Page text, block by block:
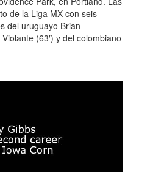
de la Liga MX con seis
del uruguayo Brian
(63′) y del colombiano